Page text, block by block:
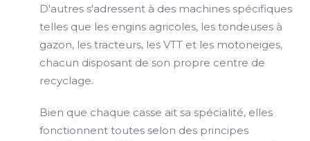
D'autres s'adressent à des machines spécifiques
telles que les engins agricoles, les tondeuses à
gazon, les tracteurs, les VTT et les motoneiges,
chacun disposant de son propre centre de
recyclage.
Bien que chaque casse ait sa spécialité, elles
fonctionnent toutes selon des principes